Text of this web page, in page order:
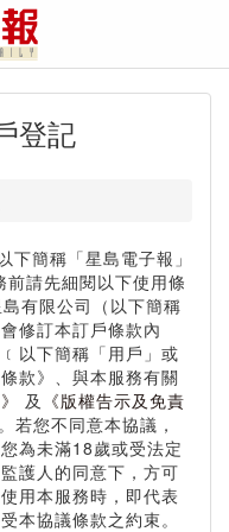
登記
簡稱「星島電子報」
請先細閱以下使用條
有限公司（以下簡稱
修訂本訂戶條款內
以下簡稱「用戶」或
款》、與本服務有關
及 《版權告示及免責
若您不同意本協議，
為未滿18歲或受法定
護人的同意下，方可
用本服務時，即代表
本協議條款之約束。